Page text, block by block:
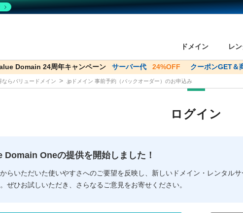
ドメイン
ドメイン検索
ドメイン
人気ドメインの種類 WHOIS検索
レ
コアサーバー
Value Domain ネットde診断
お得意様割引
バリュー
従来のバリュードメインをご利用希望の方 おすすめ
従来のバリュードメインをご利用希望の方 おすすめ
Domain 24周年キャンペーン サーバー代 24%OFF クーポンGET＆
co.jpドメイン✕コアサーバーV2ビジネス応援キャンペーン
ならバリュードメイン .jpドメイン 事前予約（バックオーダー）のお申込み
ログイン
Domain Oneの提供を開始しました！
らいただいた使いやすさへのご要望を反映し、新しいドメイン・レンタル
ぜひお試しいただき、さらなるご意見をお寄せください。